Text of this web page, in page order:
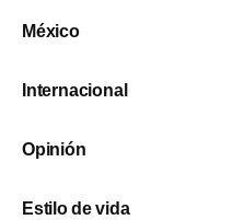
México
Internacional
Opinión
Estilo de vida